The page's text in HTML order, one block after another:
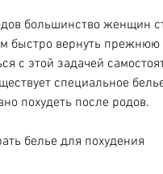
большинство женщин
быстро вернуть прежнюю
с этой задачей
специальное
похудеть после родов.
белье для похудения